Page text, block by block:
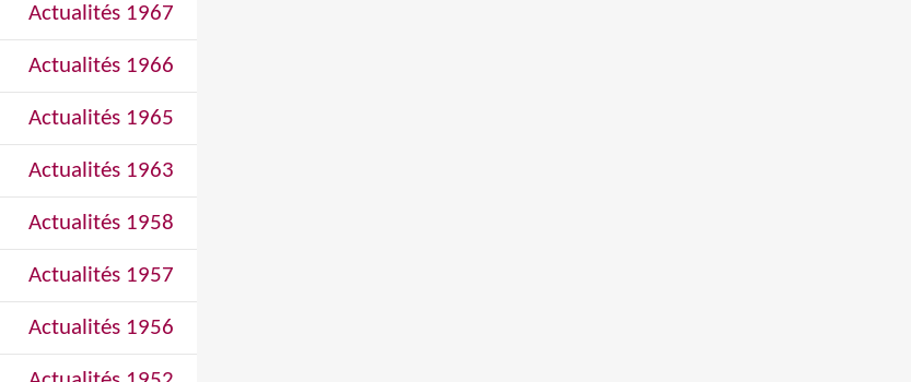
Actualités 1967
Actualités 1966
Actualités 1965
Actualités 1963
Actualités 1958
Actualités 1957
Actualités 1956